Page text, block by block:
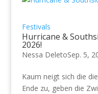
Festivals
Hurricane &
2026!
Nessa DeletoSep. 5,
Kaum neigt sich die
Ende zu, geben die